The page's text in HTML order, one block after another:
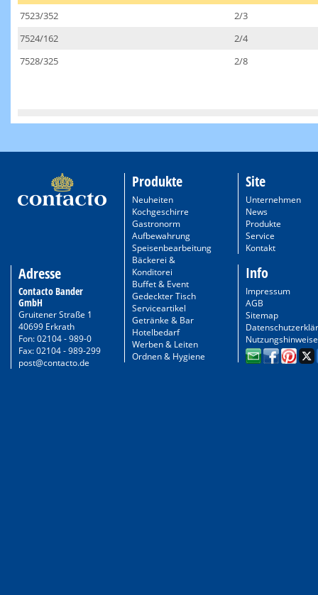
7523/352
2/3
7524/162
2/4
7528/325
2/8
Adresse
Contacto Bander
GmbH
Gruitener Straße 1
40699 Erkrath
Fon: 02104 - 989-0
Fax: 02104 - 989-299
post@contacto.de
Produkte
Neuheiten
Kochgeschirre
Gastronorm
Aufbewahrung
Speisenbearbeitung
Bäckerei &
Konditorei
Buffet & Event
Gedeckter Tisch
Serviceartikel
Getränke & Bar
Hotelbedarf
Werben & Leiten
Ordnen & Hygiene
Site
Unternehmen
News
Produkte
Service
Kontakt
Info
Impressum
AGB
Sitemap
Nutzungshinweise